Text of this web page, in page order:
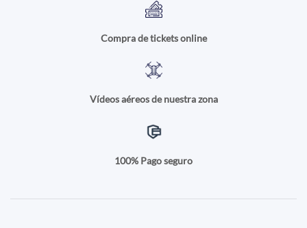
Compra de tickets online
Vídeos aéreos de nuestra zona
100% Pago seguro